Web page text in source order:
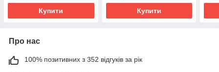
Купити Купити
Про нас
100% позитивних з 352 відгуків за рік